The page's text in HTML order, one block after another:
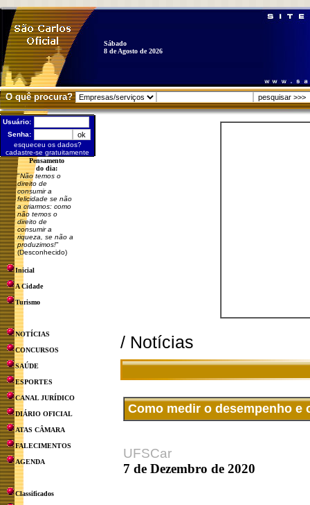
Sábado
8 de Agosto de 2026
O quê procura?
Usuário:
Senha:
esqueceu os dados?
cadastre-se gratuitamente
Pensamento
do dia:
"Não temos o
direito de
consumir a
felicidade se não
a criarmos: como
não temos o
direito de
consumir a
riqueza, se não a
produzimos!"
(Desconhecido)
Inicial
A Cidade
Turismo
NOTÍCIAS
CONCURSOS
SAÚDE
ESPORTES
CANAL JURÍDICO
DIÁRIO OFICIAL
ATAS CÂMARA
FALECIMENTOS
AGENDA
Classificados
/ Notícias
Como medir o desempenho e
UFSCar
7 de Dezembro de 2020